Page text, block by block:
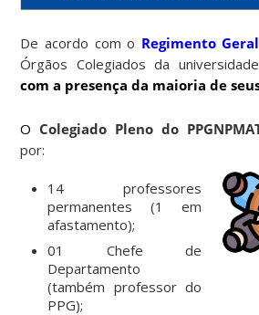
De acordo com o Regimento
Órgãos Colegiados da
com a presença da maioria de
O Colegiado Pleno do
por:
14 professores
permanentes (1 em
afastamento);
01 Chefe de
Departamento
(também professor do
PPG);